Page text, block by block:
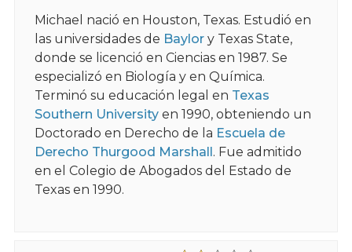
Michael nació en Houston, Texas. Estudió en
las universidades de Baylory Texas State,
donde se licenció en Ciencias en 1987. Se
especializó en Biología y en Química.
Terminó su educación legal en Texas
Southern Universityen 1990, obteniendo un
Doctorado en Derecho de la Escuela de
Derecho Thurgood Marshall. Fue admitido
en el Colegio de Abogados del Estado de
Texas en 1990.